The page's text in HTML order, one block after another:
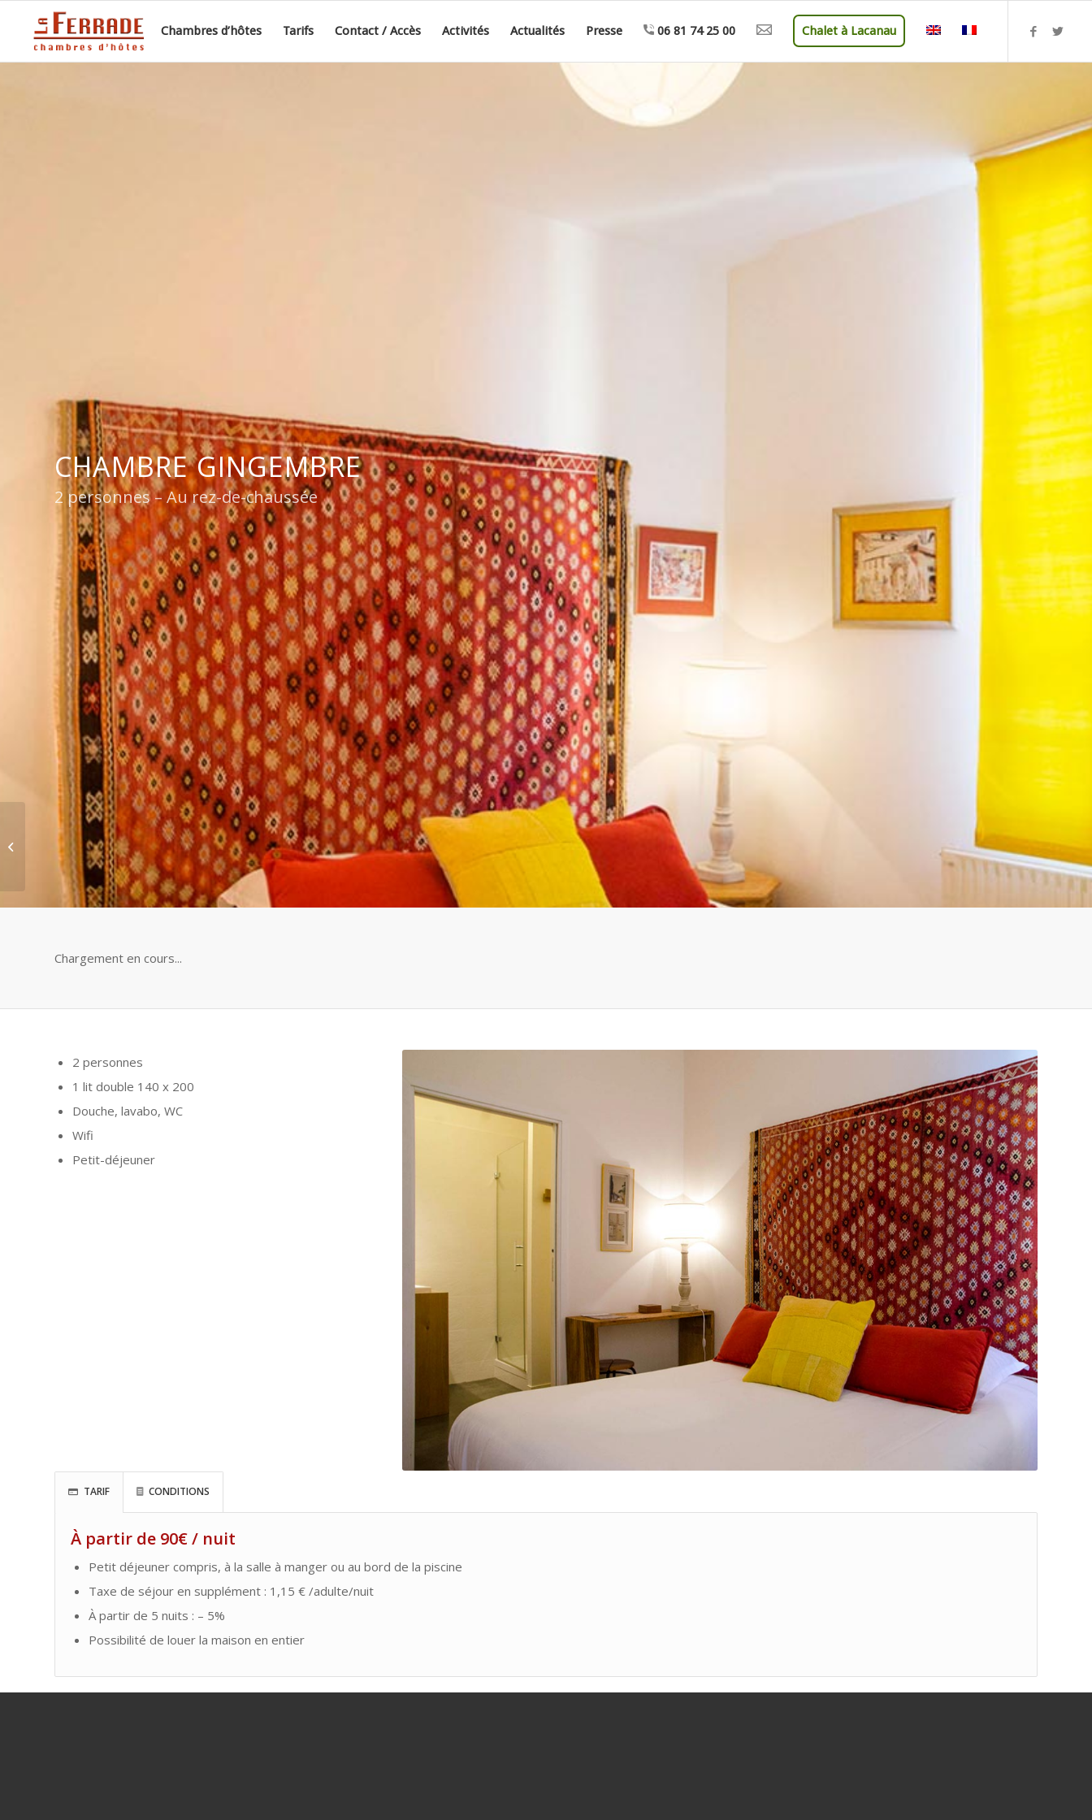
Chambres d’hôtes Tarifs Contact / Accès Activités Actualités Presse 06 81 74 25 00 Chalet à Lacanau
CHAMBRE GINGEMBRE
2 personnes – Au rez-de-chaussée
Chargement en cours...
2 personnes
1 lit double 140 x 200
Douche, lavabo, WC
Wifi
Petit-déjeuner
TARIF CONDITIONS
À partir de 90€ / nuit
Petit déjeuner compris, à la salle à manger ou au bord de la piscine
Taxe de séjour en supplément : 1,15 € /adulte/nuit
À partir de 5 nuits : – 5%
Possibilité de louer la maison en entier
Chambre d’hôtes de
charme à Bordeaux
“Coriandre”